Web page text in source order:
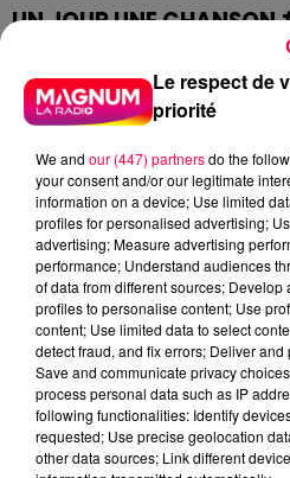
UN JOUR UNE
Permettez-moi de vous
parle de mélancolie
les stades de rugby.
c'est "Dans les yeux d'Émilie"
1977.
Joe Dassin, d'abord, c'est qui
fait toute sa carrière en
1938, fils d'un grand
débarque à Paris dans les
père, victime du
États-Unis. Et de ce gamin
parachuté, la France va faire
stars de variété. Logique.
Le respect de
priorité
We and our (447) partnersdo the
your consent and/or our legitimate
information on a device; Use limited
profiles for personalised advertising;
advertising; Measure advertising
performance; Understand audiences
of data from different sources;
profiles to personalise content; Use
content; Use limited data to select
detect fraud, and fix errors; Deliver
Save and communicate privacy
process personal data such as IP
following functionalities: Identify
requested; Use precise geolocation
other data sources; Link different